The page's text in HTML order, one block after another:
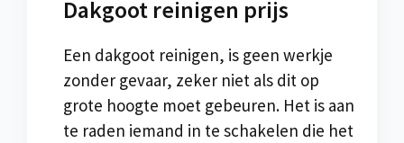
Dakgoot reinigen prijs
Een dakgoot reinigen, is geen werkje
zonder gevaar, zeker niet als dit op
grote hoogte moet gebeuren. Het is aan
te raden iemand in te schakelen die het